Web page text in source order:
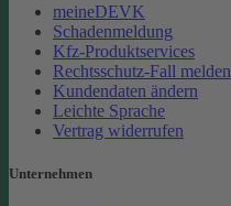
meineDEVK
Schadenmeldung
Kfz-Produktservices
Rechtsschutz-Fall melden
Kundendaten ändern
Leichte Sprache
Vertrag widerrufen
Unternehmen